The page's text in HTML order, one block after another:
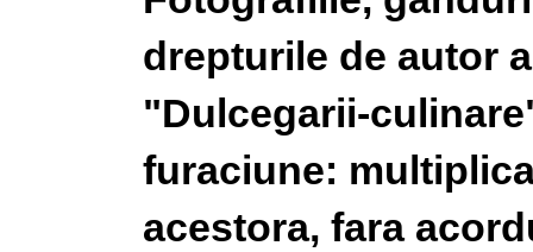
drepturile de autor
"Dulcegarii-
furaciune:
acestora, fara